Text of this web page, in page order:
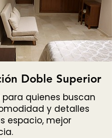
Doble Superior
para quienes buscan
y detalles
espacio, mejor